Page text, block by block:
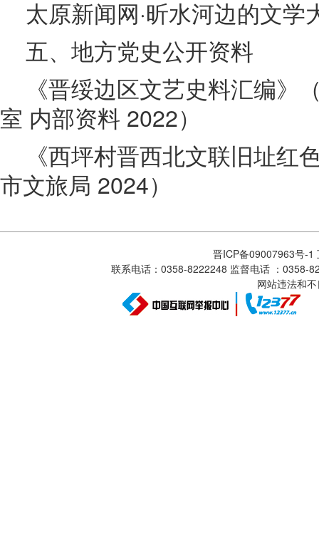
太原新闻网·昕水河边的文
五、地方党史公开资料
《晋绥边区文艺史料汇编》
室 内部资料 2022）
《西坪村晋西北文联旧址红
市文旅局 2024）
晋ICP备09007963号-1
联系电话：0358-8222248 监督电话 ：
网站违法和